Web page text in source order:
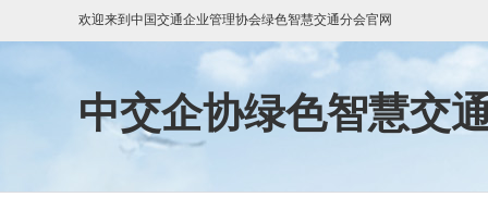
欢迎来到 中国交通企业管理协会绿色智慧交通分会官网
中交企协绿色智慧交